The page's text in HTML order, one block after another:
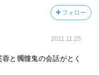
フォロー
2011.11.25
と髑髏鬼の会話がとく